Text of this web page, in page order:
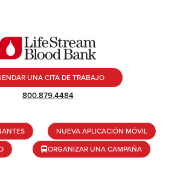
UNA CITA DE TRABAJO
800.879.4484
NUEVA APLICACIÓN MÓVIL
ORGANIZAR UNA CAMPAÑA